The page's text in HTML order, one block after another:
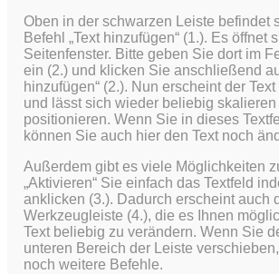
Oben in der schwarzen Leiste befindet
Befehl „Text hinzufügen“ (1.). Es öffnet
Seitenfenster. Bitte geben Sie dort im
ein (2.) und klicken Sie anschließend
hinzufügen“ (2.). Nun erscheint der
und lässt sich wieder beliebig skalieren
positionieren. Wenn Sie in dieses
können Sie auch hier den Text noch
Außerdem gibt es viele Möglichkeiten
„Aktivieren“ Sie einfach das Textfeld
anklicken (3.). Dadurch erscheint auch
Werkzeugleiste (4.), die es Ihnen
Text beliebig zu verändern. Wenn Sie
unteren Bereich der Leiste
noch weitere Befehle.